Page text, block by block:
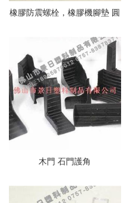
橡膠防震螺栓，橡膠機腳墊 圓
木門 石門護角